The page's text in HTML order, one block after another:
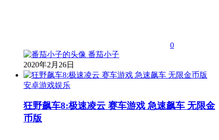
0
番茄小子
2020年2月26日
安卓游戏娱乐
狂野飙车8:极速凌云 赛车游戏 急速飙车 无限金
币版